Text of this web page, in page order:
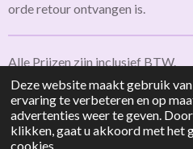
Deze website maakt gebruik
ervaring te verbeteren en op
advertenties weer te geven. Door
klikken, gaat u akkoord met het
cookies.
orde retour ontvangen is.
Alle Prijzen zijn inclusief BTW.
© 2025 - 2026 SnoepFestival -
Privacystatement-Retourbeleid. -
Powered byJouwWeb